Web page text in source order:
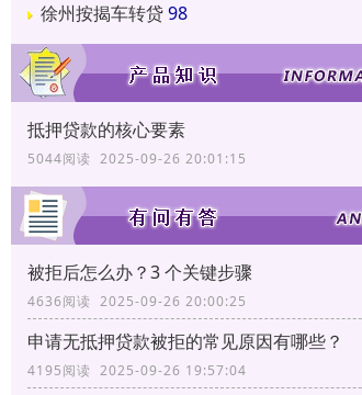
徐州按揭车转贷98
抵押贷款的核心要素
5044阅读 2025-09-26 20:01:15
被拒后怎么办？3 个关键步骤
4636阅读 2025-09-26 20:00:25
申请无抵押贷款被拒的常见原因有哪些？
4195阅读 2025-09-26 19:57:04